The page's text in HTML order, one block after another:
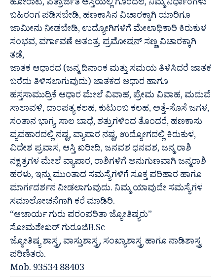
ಹೋರಾಟ, ಪಿತ್ರಾರ್ಜಿತ ಆಸ್ತಿಯಲ್ಲಿ ಗೊಂದಲ, ನಿಮ್ಮ ನಿರ್ಧಾರಗಳು
ಬಹಿರಂಗ ಪಡಿಸಬೇಡಿ, ಹಣಕಾಸಿನ ವಿಚಾರಕ್ಕಾಗಿ ಯಾರಿಗೂ
ಜಾಮೀನು ನೀಡಬೇಡಿ, ಉದ್ಯೋಗಿಗಳಿಗೆ ಮೇಲಾಧಿಕಾರಿ ಕಿರುಕುಳ
ಸಂಭವ, ವರ್ಗಾವಣೆ ಅತಂತ್ರ, ಪ್ರಮೋಷನ್ ಸಣ್ಣ ವಿಚಾರಕ್ಕಾಗಿ
ತಡೆ,
ಜಾತಕ ಆಧಾರದ (ಜನ್ಮ ದಿನಾಂಕ ಮತ್ತು ಸಮಯ ತಿಳಿಸಿದರೆ ಜಾತಕ
ಬರೆದು ತಿಳಿಸಲಾಗುವುದು) ಜಾತಕದ ಆಧಾರ ಹಾಗೂ
ಹಸ್ತಸಾಮುದ್ರಿಕೆ ಆಧಾರ ಮೇಲೆ ವಿವಾಹ, ಪ್ರೇಮ ವಿವಾಹ, ಮದುವೆ
ಸಾಲಾವಳಿ, ದಾಂಪತ್ಯ ಕಲಹ, ಕುಟುಂಬ ಕಲಹ, ಅತ್ತೆ-ಸೊಸೆ ಜಗಳ,
ಸಂತಾನ ಭಾಗ್ಯ, ಸಾಲ ಬಾಧೆ, ಶತ್ರುಗಳಿಂದ ತೊಂದರೆ, ಹಣಕಾಸು
ವ್ಯವಹಾರದಲ್ಲಿ ನಷ್ಟ, ವ್ಯಾಪಾರ ನಷ್ಟ, ಉದ್ಯೋಗದಲ್ಲಿ ಕಿರುಕುಳ,
ವಿದೇಶ ಪ್ರವಾಸ, ಆಸ್ತಿ ಖರೀದಿ, ಜನವಶ ಧನವಶ, ಜನ್ಮ ರಾಶಿ
ನಕ್ಷತ್ರಗಳ ಮೇಲೆ ವ್ಯಾಪಾರ, ರಾಶಿಗಳಿಗೆ ಅನುಗುಣವಾಗಿ ಜನ್ಮರಾಶಿ
ಹರಳು, ಇನ್ನು ಮುಂತಾದ ಸಮಸ್ಯೆಗಳಿಗೆ ಸೂಕ್ತ ಪರಿಹಾರ ಹಾಗೂ
ಮಾರ್ಗದರ್ಶನ ನೀಡಲಾಗುವುದು. ನಿಮ್ಮ ಯಾವುದೇ ಸಮಸ್ಯೆಗಳ
ಸಮಾಲೋಚನೆಗಾಗಿ ಕರೆ ಮಾಡಿರಿ.
“ಆಚಾರ್ಯ ಗುರು ಪರಂಪರಿತಾ ಜ್ಯೋತಿಷ್ಯರು”
ಸೋಮಶೇಖರ್ ಗುರೂಜಿB.Sc
ಜ್ಯೋತಿಷ್ಯ ಶಾಸ್ತ್ರ, ವಾಸ್ತುಶಾಸ್ತ್ರ, ಸಂಖ್ಯಾಶಾಸ್ತ್ರ ಹಾಗೂ ನಾಡಿಶಾಸ್ತ್ರ
ಪರಿಣಿತರು.
Mob. 93534 88403